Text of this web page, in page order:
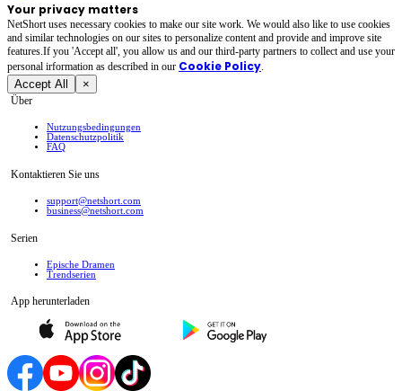
Your privacy matters
NetShort uses necessary cookies to make our site work. We would also like to use cookies
and similar technologies on our sites to personalize content and provide and improve site
features.If you 'Accept all', you allow us and our third-party partners to collect and use your
personal irformation as described in our Cookie Policy.
Accept All ×
Über
Nutzungsbedingungen
Datenschutzpolitik
FAQ
Kontaktieren Sie uns
support@netshort.com
business@netshort.com
Serien
Epische Dramen
Trendserien
App herunterladen